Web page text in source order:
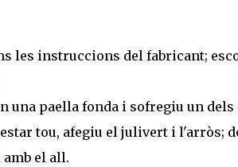
les instruccions del fabricant;
una paella fonda i sofregiu un
tou, afegiu el julivert i l'arròs;
el all.